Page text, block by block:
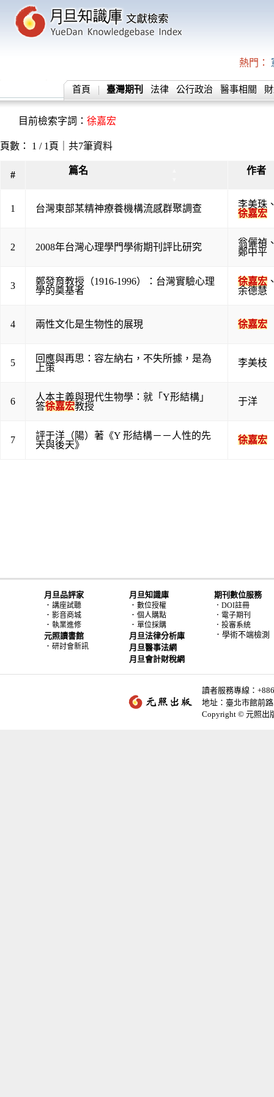
熱門：
首頁 臺灣期刊 法律 公行政治 醫事相關
目前檢索字詞： 徐嘉宏
頁數： 1 / 1頁｜共7筆資料
# 篇名 作者
1 台灣東部某精神療養機構流感群聚調查 李美珠
徐嘉宏
2 2008年台灣心理學門學術期刊評比研究 翁儷禎
鄭中平
3
鄭發育教授（1916-1996）：台灣實驗心理
學的奠基者
徐嘉宏
余德慧
4 兩性文化是生物性的展現 徐嘉宏
5
回應與再思：容左納右，不失所據，是為
上策
李美枝
6
人本主義與現代生物學：就「Y形結構」
答徐嘉宏教授 于洋
7
評于洋（陽）著《Y 形結構－－人性的先
天與後天》
徐嘉宏
月旦品評家
． 講座試聽
． 影音商城
． 執業進修
元照讀書館
． 研討會新訊
月旦知識庫
． 數位授權
． 個人購點
． 單位採購
月旦法律分析庫
月旦醫事法網
月旦會計財稅網
期刊數位服務
．DOI註冊
．電子期刊
．投審系統
．學術不端檢測
讀者服務專線：
地址：臺北市館前
Copyright © 元照出